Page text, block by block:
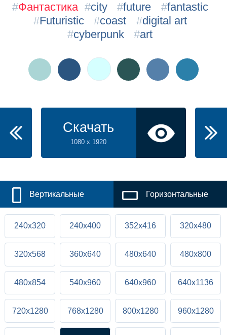
#Фантастика #city #future #fantastic
#Futuristic #coast #digital art
#cyberpunk #art
Скачать
1080 x 1920
Вертикальные Горизонтальные
240x320 240x400 352x416 320x480
320x568 360x640 480x640 480x800
480x854 540x960 640x960 640x1136
720x1280 768x1280 800x1280 960x1280